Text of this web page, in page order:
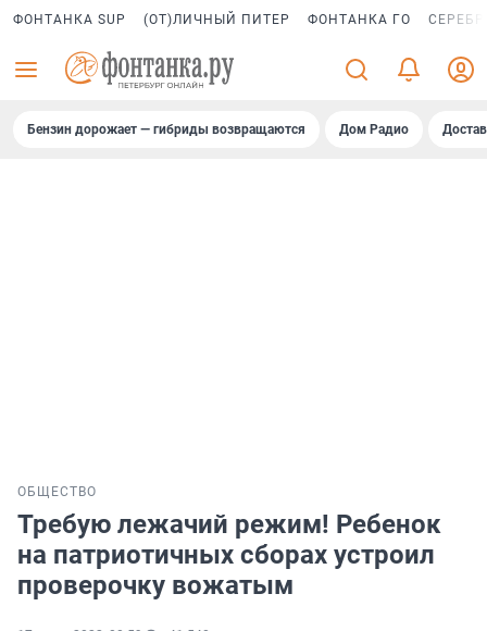
ФОНТАНКА SUP (ОТ)ЛИЧНЫЙ ПИТЕР ФОНТАНКА ГО
Бензин дорожает — гибриды возвращаются Дом Радио
ОБЩЕСТВО
Требую лежачий режим! Ребенок
на патриотичных сборах устроил
проверочку вожатым